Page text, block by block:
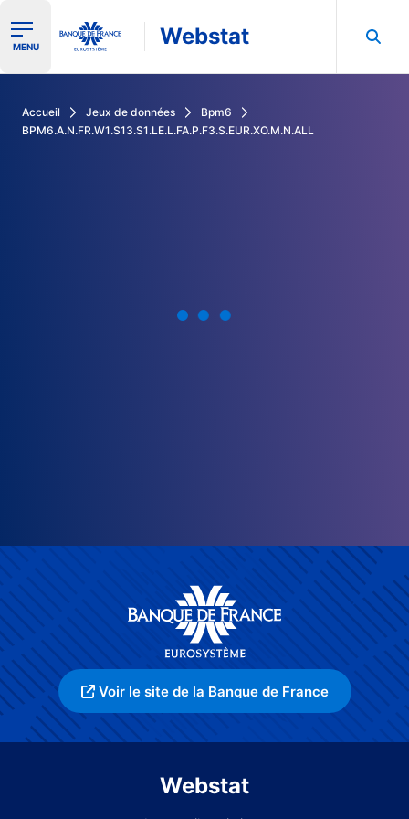
Ouvrir le menu de navigation
MENU Webstat
Accueil Jeux de données
Bpm6
BPM6.A.N.FR.W1.S13.S1.LE.L.FA.P.F3.S.EUR.XO.M.N.ALL
Voir le site de la Banque de France
Webstat